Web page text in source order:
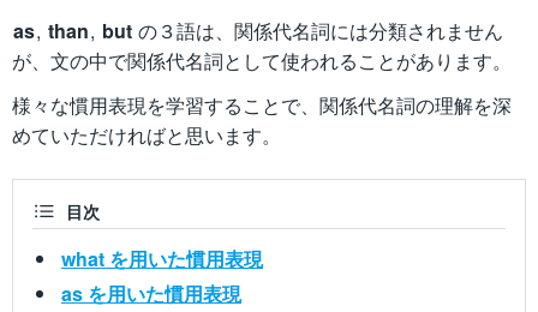
as, than, but の３語は、関係代名詞には分類されません
が、文の中で関係代名詞として使われることがあります。
様々な慣用表現を学習することで、関係代名詞の理解を深
めていただければと思います。
目次
what を用いた慣用表現
as を用いた慣用表現